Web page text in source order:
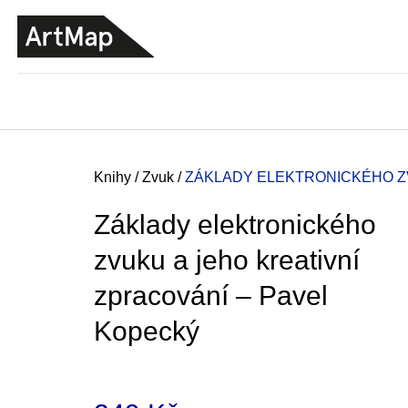
Domů
Knihy / Zvuk / ZÁKLADY ELEKTRONICKÉHO
Základy elektronického
zvuku a jeho kreativní
zpracování – Pavel
Kopecký
ZPĚT
DO
OBCHODU
ZPĚT
DO
OBCHODU